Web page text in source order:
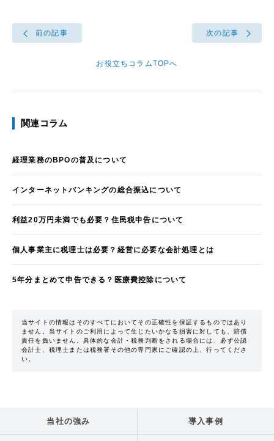
前の記事
お役立ちコラムTOPへ
次の記事
関連コラム
経理業務のBPOの普及について
インターネットバンキングの総合振込について
利益20万円未満でも必要？住民税申告について
個人事業主に税理士は必要？経営に必要な会計処理とは
5年分まとめて申告できる？医療費控除について
当サイトの情報はそのすべてにおいてその正確性を保証するものではあり
ません。当サイトのご利用によって生じたいかなる損害に対しても、賠償
責任を負いません。具体的な会計・税務判断をされる場合には、必ず公認
会計士、税理士または税務署その他の専門家にご確認の上、行ってくださ
い。
当社の強み 導入事例